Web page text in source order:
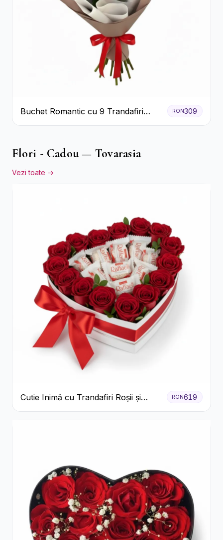
Buchet Romantic cu 9 Trandafiri
Roșii
RON309
Flori - Cadou — Tovarasia
Vezi toate →
Cutie Inimă cu Trandafiri Roșii și
Bomboane Raffaello
RON619